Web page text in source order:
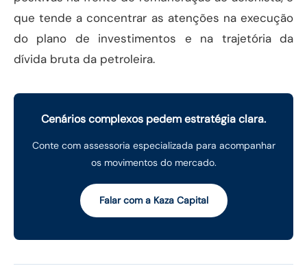
que tende a concentrar as atenções na execução
do plano de investimentos e na trajetória da
dívida bruta da petroleira.
Cenários complexos pedem estratégia clara.
Conte com assessoria especializada para acompanhar
os movimentos do mercado.
Falar com a Kaza Capital